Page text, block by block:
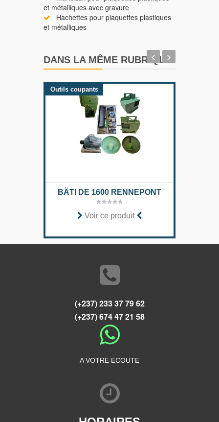
et métalliques avec gravure
Hachettes pour plaquettes plastiques
et métalliques
DANS LA MÊME RUBRIQUE
Outils coupants
BÄTI DE 1600 RENNEPONT
Voir ce produit
(+237) 233 37 79 62
(+237) 674 47 21 58
A VOTRE ECOUTE